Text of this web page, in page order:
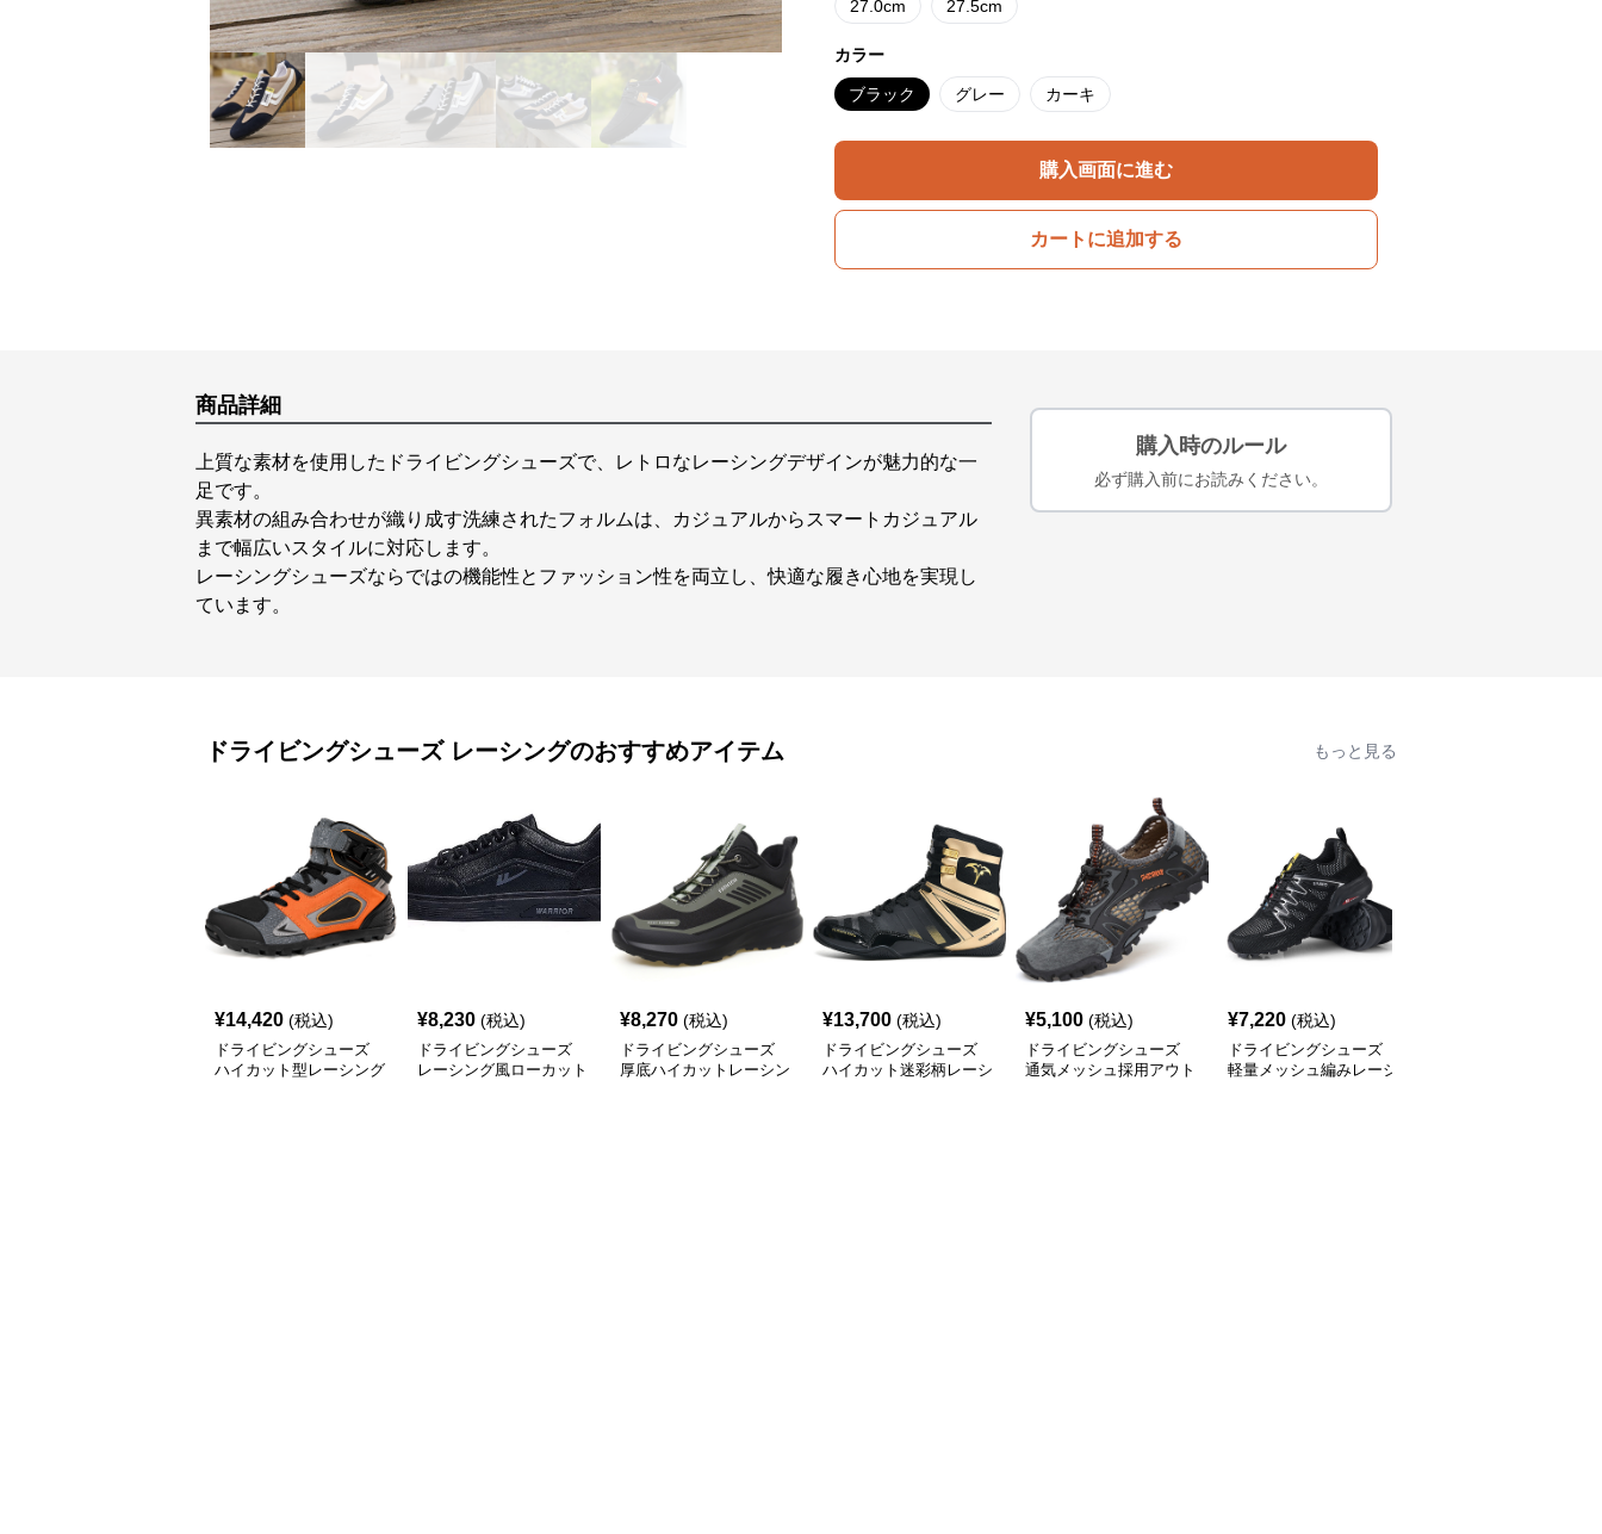
27.0cm 27.5cm
カラー
ブラック グレー カーキ
購入画面に進む
カートに追加する
商品詳細
上質な素材を使用したドライビングシューズで、レトロなレーシングデザインが魅力的な一
足です。
異素材の組み合わせが織り成す洗練されたフォルムは、カジュアルからスマートカジュアル
まで幅広いスタイルに対応します。
レーシングシューズならではの機能性とファッション性を両立し、快適な履き心地を実現し
ています。
購入時のルール
必ず購入前にお読みください。
ドライビングシューズ レーシングのおすすめアイテム もっと見る
¥14,420 (税込)
ドライビングシューズ
ハイカット型レーシング
¥8,230 (税込)
ドライビングシューズ
レーシング風ローカット
¥8,270 (税込)
ドライビングシューズ
厚底ハイカットレーシン
¥13,700 (税込)
ドライビングシューズ
ハイカット迷彩柄レーシ
¥5,100 (税込)
ドライビングシューズ
通気メッシュ採用アウト
¥7,220 (税込)
ドライビングシューズ
軽量メッシュ編みレーシ